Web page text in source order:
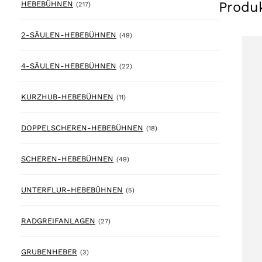
HEBEBÜHNEN (217)217 products
2-SÄULEN-HEBEBÜHNEN (49)49 products
4-SÄULEN-HEBEBÜHNEN (22)22 products
KURZHUB-HEBEBÜHNEN (11)11 products
DOPPELSCHEREN-HEBEBÜHNEN (18)18 products
SCHEREN-HEBEBÜHNEN (49)49 products
UNTERFLUR-HEBEBÜHNEN (5)5 products
RADGREIFANLAGEN (27)27 products
GRUBENHEBER (3)3 products